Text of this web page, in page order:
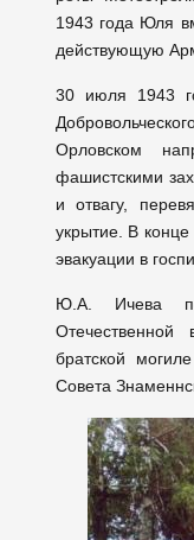
1943 года Юля
действующую
30 июля 1943
Орловском
фашистскими
и отвагу,
укрытие. В
эвакуации в
Ю.А. Ичева
братской
Совета